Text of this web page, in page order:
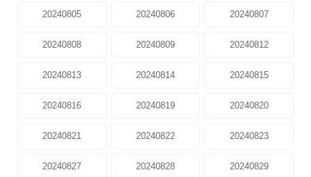
20240805 20240806 20240807
20240808 20240809 20240812
20240813 20240814 20240815
20240816 20240819 20240820
20240821 20240822 20240823
20240827 20240828 20240829